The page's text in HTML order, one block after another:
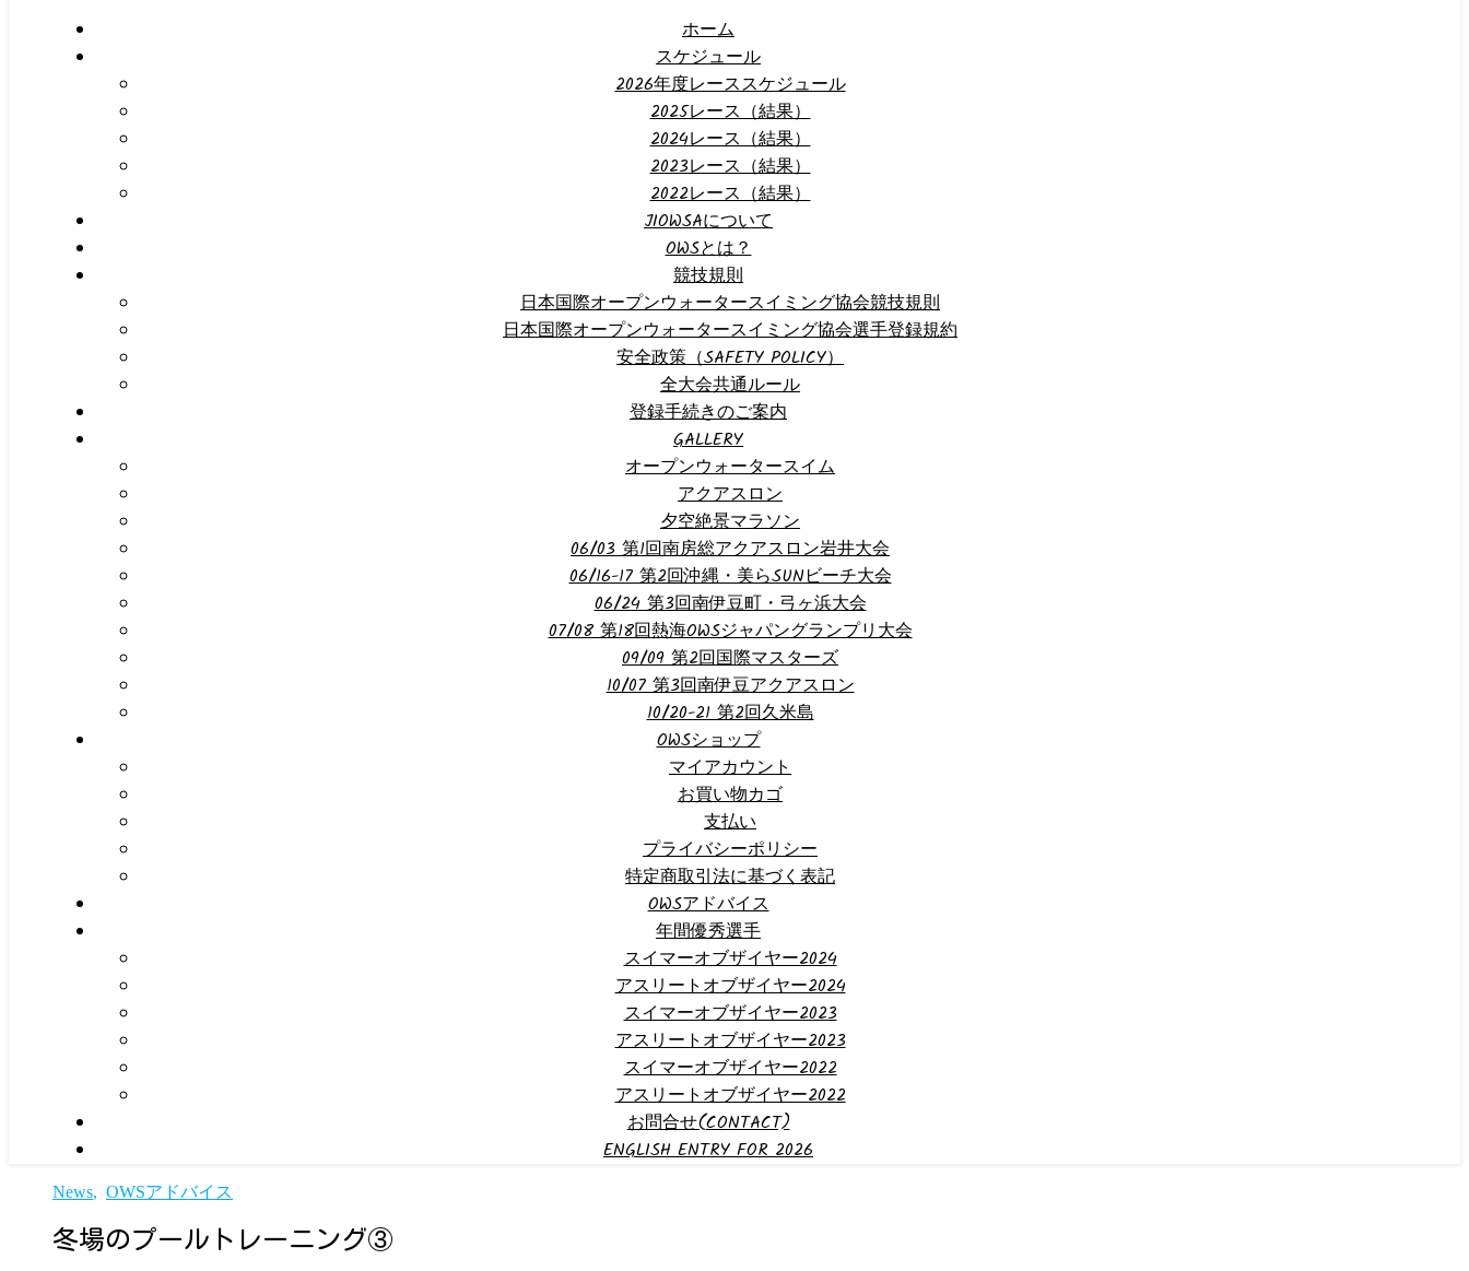
ホーム
スケジュール
2026年度レーススケジュール
2025レース（結果）
2024レース（結果）
2023レース（結果）
2022レース（結果）
JIOWSAについて
OWSとは？
競技規則
日本国際オープンウォータースイミング協会競技規則
日本国際オープンウォータースイミング協会選手登録規約
安全政策（SAFETY POLICY）
全大会共通ルール
登録手続きのご案内
GALLERY
オープンウォータースイム
アクアスロン
夕空絶景マラソン
06/03 第1回南房総アクアスロン岩井大会
06/16-17 第2回沖縄・美らSUNビーチ大会
06/24 第3回南伊豆町・弓ヶ浜大会
07/08 第18回熱海OWSジャパングランプリ大会
09/09 第2回国際マスターズ
10/07 第3回南伊豆アクアスロン
10/20-21 第2回久米島
OWSショップ
マイアカウント
お買い物カゴ
支払い
プライバシーポリシー
特定商取引法に基づく表記
OWSアドバイス
年間優秀選手
スイマーオブザイヤー2024
アスリートオブザイヤー2024
スイマーオブザイヤー2023
アスリートオブザイヤー2023
スイマーオブザイヤー2022
アスリートオブザイヤー2022
お問合せ(CONTACT)
ENGLISH ENTRY FOR 2026
News, OWSアドバイス
冬場のプールトレーニング③